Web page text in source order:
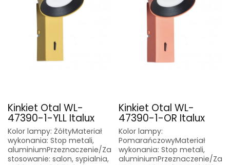
Kinkiet Otal WL-
47390-1-YLL Italux
Kolor lampy: ŻółtyMateriał
wykonania: Stop metali,
aluminiumPrzeznaczenie/Za
stosowanie: salon, sypialnia,
Kinkiet Otal WL-
47390-1-OR Italux
Kolor lampy:
PomarańczowyMateriał
wykonania: Stop metali,
aluminiumPrzeznaczenie/Za